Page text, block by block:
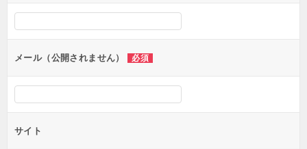
シ
ンメール（公開されません） 必須
サイト